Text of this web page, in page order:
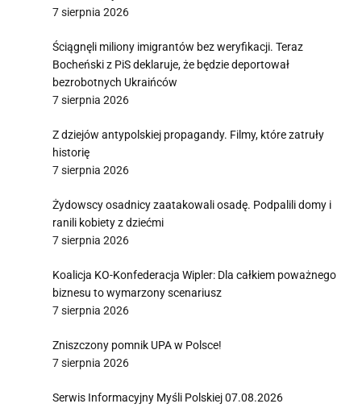
7 sierpnia 2026
Ściągnęli miliony imigrantów bez weryfikacji. Teraz
Bocheński z PiS deklaruje, że będzie deportował
bezrobotnych Ukraińców
7 sierpnia 2026
Z dziejów antypolskiej propagandy. Filmy, które zatruły
historię
7 sierpnia 2026
Żydowscy osadnicy zaatakowali osadę. Podpalili domy i
ranili kobiety z dziećmi
7 sierpnia 2026
Koalicja KO-Konfederacja Wipler: Dla całkiem poważnego
biznesu to wymarzony scenariusz
7 sierpnia 2026
Zniszczony pomnik UPA w Polsce!
7 sierpnia 2026
Serwis Informacyjny Myśli Polskiej 07.08.2026